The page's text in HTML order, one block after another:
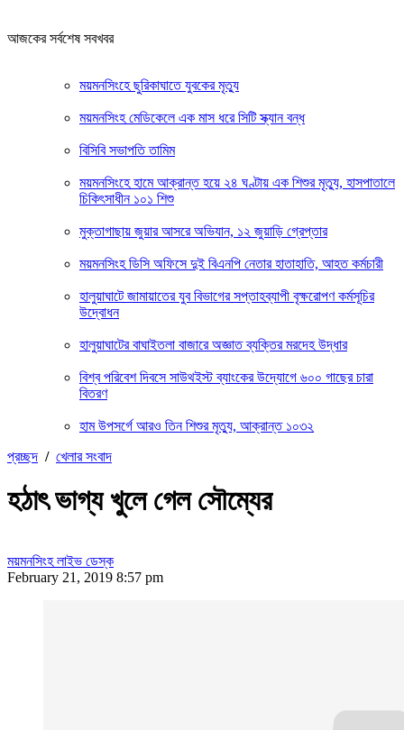
আজকের সর্বশেষ সবখবর
ময়মনসিংহে ছুরিকাঘাতে যুবকের মৃত্যু
ময়মনসিংহ মেডিকেলে এক মাস ধরে সিটি স্ক্যান বন্ধ
বিসিবি সভাপতি তামিম
ময়মনসিংহে হামে আক্রান্ত হয়ে ২৪ ঘণ্টায় এক শিশুর মৃত্যু, হাসপাতালে
চিকিৎসাধীন ১০১ শিশু
মুক্তাগাছায় জুয়ার আসরে অভিযান, ১২ জুয়াড়ি গ্রেপ্তার
ময়মনসিংহ ডিসি অফিসে দুই বিএনপি নেতার হাতাহাতি, আহত কর্মচারী
হালুয়াঘাটে জামায়াতের যুব বিভাগের সপ্তাহব্যাপী বৃক্ষরোপণ কর্মসূচির
উদ্বোধন
হালুয়াঘাটের বাঘাইতলা বাজারে অজ্ঞাত ব্যক্তির মরদেহ উদ্ধার
বিশ্ব পরিবেশ দিবসে সাউথইস্ট ব্যাংকের উদ্যোগে ৬০০ গাছের চারা
বিতরণ
হাম উপসর্গে আরও তিন শিশুর মৃত্যু, আক্রান্ত ১০৩২
প্রচ্ছদ / খেলার সংবাদ
হঠাৎ ভাগ্য খুলে গেল সৌম্যের
ময়মনসিংহ লাইভ ডেস্ক
February 21, 2019 8:57 pm